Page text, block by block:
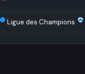
Ligue des Champions